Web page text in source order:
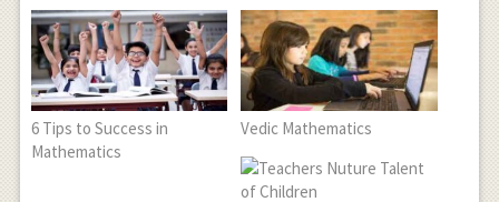
6 Tips to Success in
Mathematics
Vedic Mathematics